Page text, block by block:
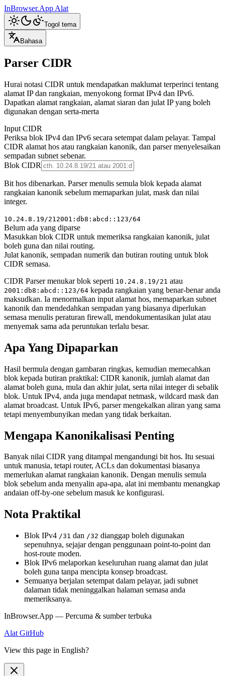
InBrowser.App Alat
Togol tema
Bahasa
Parser CIDR
Hurai notasi CIDR untuk mendapatkan maklumat terperinci tentang
alamat IP dan rangkaian, menyokong format IPv4 dan IPv6.
Dapatkan alamat rangkaian, alamat siaran dan julat IP yang boleh
digunakan dengan serta-merta
Input CIDR
Periksa blok IPv4 dan IPv6 secara setempat dalam pelayar. Tampal
CIDR alamat hos atau rangkaian kanonik, dan parser menyelesaikan
sempadan subnet sebenar.
Blok CIDR
Bit hos dibenarkan. Parser menulis semula blok kepada alamat
rangkaian kanonik sebelum memaparkan julat, mask dan nilai
integer.
10.24.8.19/21 2001:db8:abcd::123/64
Belum ada yang diparse
Masukkan blok CIDR untuk memeriksa rangkaian kanonik, julat
boleh guna dan nilai routing.
Julat kanonik, sempadan numerik dan butiran routing untuk blok
CIDR semasa.
CIDR Parser menukar blok seperti 10.24.8.19/21 atau
2001:db8:abcd::123/64 kepada rangkaian yang benar-benar anda
maksudkan. Ia menormalkan input alamat hos, memaparkan subnet
kanonik dan mendedahkan sempadan yang biasanya diperlukan
semasa menulis peraturan firewall, mendokumentasikan julat atau
menyemak sama ada peruntukan terlalu besar.
Apa Yang Dipaparkan
Hasil bermula dengan gambaran ringkas, kemudian memecahkan
blok kepada butiran praktikal: CIDR kanonik, jumlah alamat dan
alamat boleh guna, mula dan akhir julat, serta nilai integer di sebalik
blok. Untuk IPv4, anda juga mendapat netmask, wildcard mask dan
alamat broadcast. Untuk IPv6, parser mengekalkan aliran yang sama
tetapi menyembunyikan medan yang tidak berkaitan.
Mengapa Kanonikalisasi Penting
Banyak nilai CIDR yang ditampal mengandungi bit hos. Itu sesuai
untuk manusia, tetapi router, ACLs dan dokumentasi biasanya
memerlukan alamat rangkaian kanonik. Dengan menulis semula
blok sebelum anda menyalin apa-apa, alat ini membantu menangkap
andaian off-by-one sebelum masuk ke konfigurasi.
Nota Praktikal
Blok IPv4 /31 dan /32 dianggap boleh digunakan
sepenuhnya, sejajar dengan penggunaan point-to-point dan
host-route moden.
Blok IPv6 melaporkan keseluruhan ruang alamat dan julat
boleh guna tanpa mencipta konsep broadcast.
Semuanya berjalan setempat dalam pelayar, jadi subnet
dalaman tidak meninggalkan halaman semasa anda
memeriksanya.
InBrowser.App — Percuma & sumber terbuka
Alat GitHub
View this page in English?